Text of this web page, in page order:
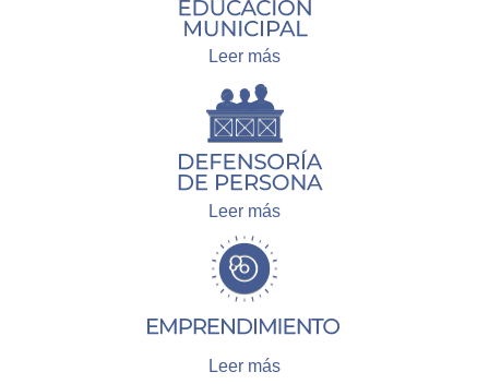
Leer más
Leer más
Leer más